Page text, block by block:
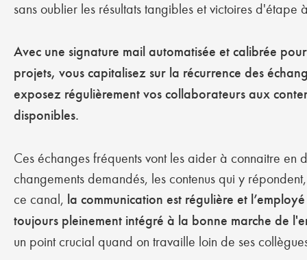
sans oublier les résultats tangibles et victoires d'étape
Avec une signature mail automatisée et calibrée
projets, vous capitalisez sur la récurrence des
exposez régulièrement vos collaborateurs aux
disponibles.
Ces échanges fréquents vont les aider à connaitre en
changements demandés, les contenus qui y
ce canal, la communication est régulière et l’employé
toujours pleinement intégré à la bonne marche de
un point crucial quand on travaille loin de ses